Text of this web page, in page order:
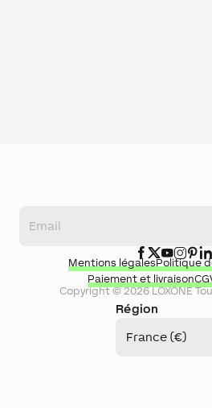
Région
France (€)
Copyright ©2026LOXONE
Mentions légalesPolitique
Paiement et livraison